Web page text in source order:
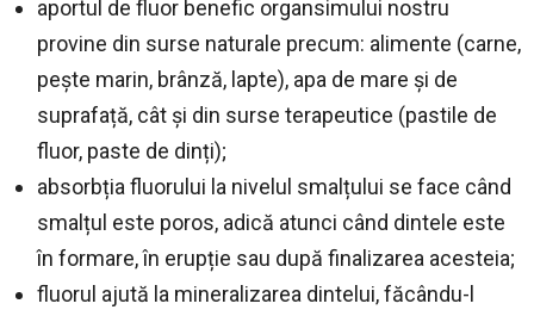
aportul de fluor benefic organsimului nostru
provine din surse naturale precum: alimente (carne,
peşte marin, brânză, lapte), apa de mare și de
suprafață, cât și din surse terapeutice (pastile de
fluor, paste de dinți);
absorbția fluorului la nivelul smalțului se face când
smalțul este poros, adică atunci când dintele este
în formare, în erupție sau după finalizarea acesteia;
fluorul ajută la mineralizarea dintelui, făcându-l